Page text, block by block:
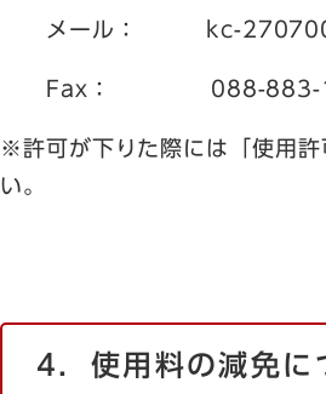
メール： kc-
Fax： 088-883-
※許可が下りた際には「使用許
い。
4．使用料の減免に